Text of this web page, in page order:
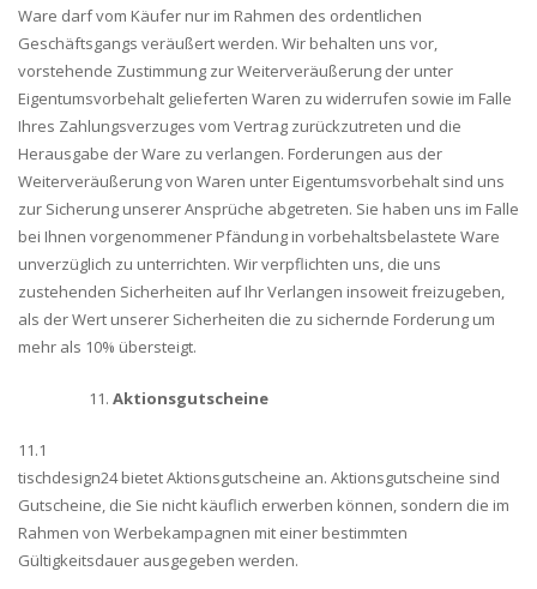
Ware darf vom Käufer nur im Rahmen des ordentlichen
Geschäftsgangs veräußert werden. Wir behalten uns vor,
vorstehende Zustimmung zur Weiterveräußerung der unter
Eigentumsvorbehalt gelieferten Waren zu widerrufen sowie im Falle
Ihres Zahlungsverzuges vom Vertrag zurückzutreten und die
Herausgabe der Ware zu verlangen. Forderungen aus der
Weiterveräußerung von Waren unter Eigentumsvorbehalt sind uns
zur Sicherung unserer Ansprüche abgetreten. Sie haben uns im Falle
bei Ihnen vorgenommener Pfändung in vorbehaltsbelastete Ware
unverzüglich zu unterrichten. Wir verpflichten uns, die uns
zustehenden Sicherheiten auf Ihr Verlangen insoweit freizugeben,
als der Wert unserer Sicherheiten die zu sichernde Forderung um
mehr als 10% übersteigt.
Aktionsgutscheine
11.1
tischdesign24 bietet Aktionsgutscheine an. Aktionsgutscheine sind
Gutscheine, die Sie nicht käuflich erwerben können, sondern die im
Rahmen von Werbekampagnen mit einer bestimmten
Gültigkeitsdauer ausgegeben werden.